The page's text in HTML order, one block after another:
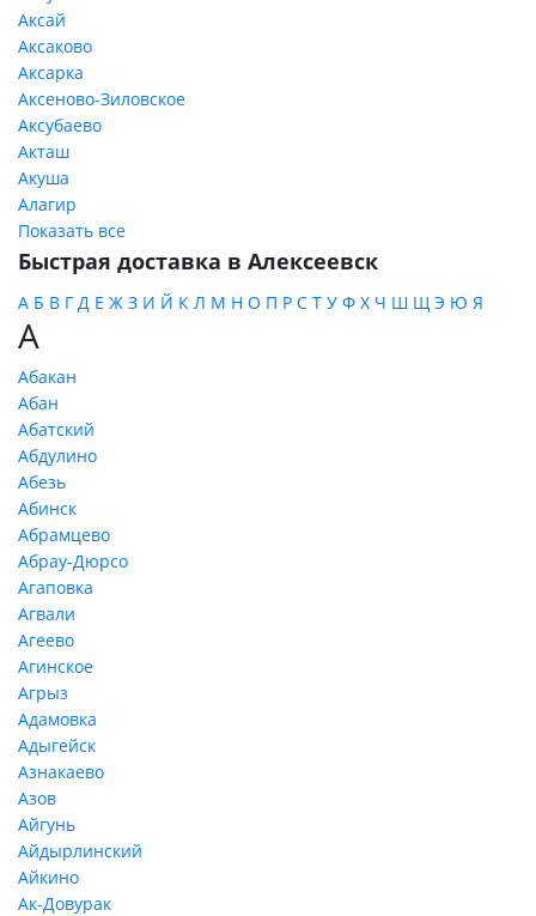
Аксай
Аксаково
Аксарка
Аксеново-Зиловское
Аксубаево
Акташ
Акуша
Алагир
Показать все
Быстрая доставка в Алексеевск
А Б В Г Д Е Ж З И Й К Л М Н О П Р С Т У Ф Х Ч Ш Щ Э Ю Я
А
Абакан
Абан
Абатский
Абдулино
Абезь
Абинск
Абрамцево
Абрау-Дюрсо
Агаповка
Агвали
Агеево
Агинское
Агрыз
Адамовка
Адыгейск
Азнакаево
Азов
Айгунь
Айдырлинский
Айкино
Ак-Довурак